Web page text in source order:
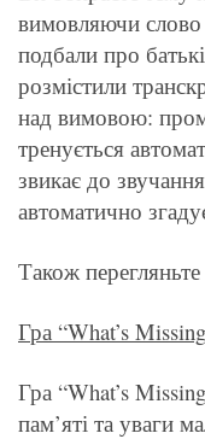
вимовляючи
подбали про
розмістили
над вимовою:
тренується
звикає до
автоматично
Також перегляньте
Гра “What’s
Гра “What’s
пам’яті та уваги